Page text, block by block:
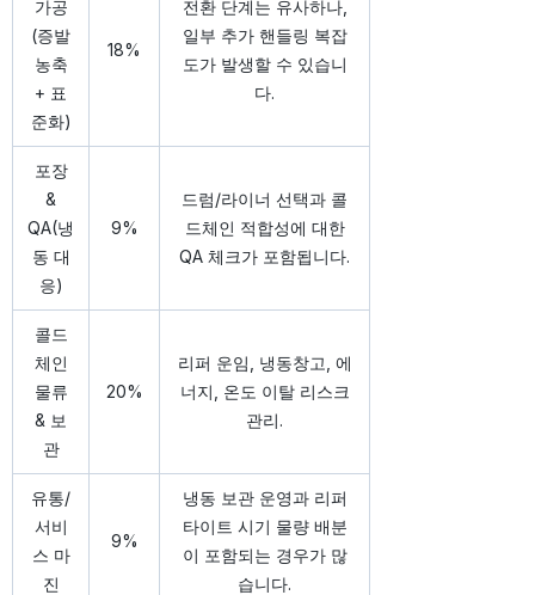
가공
(증발
농축
+ 표
준화)
18%
전환 단계는 유사하나,
일부 추가 핸들링 복잡
도가 발생할 수 있습니
다.
포장
&
QA(냉
동 대
응)
9%
드럼/라이너 선택과 콜
드체인 적합성에 대한
QA 체크가 포함됩니다.
콜드
체인
물류
& 보
관
20%
리퍼 운임, 냉동창고, 에
너지, 온도 이탈 리스크
관리.
유통/
서비
스 마
진
9%
냉동 보관 운영과 리퍼
타이트 시기 물량 배분
이 포함되는 경우가 많
습니다.